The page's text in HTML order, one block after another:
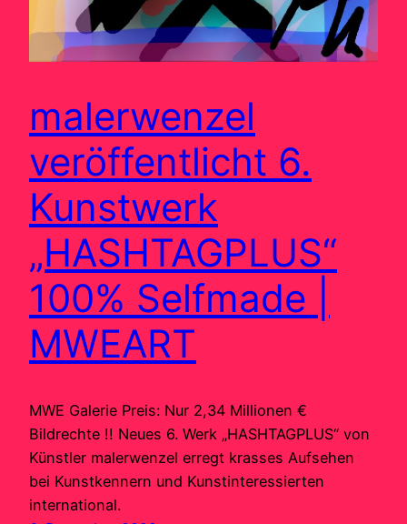
malerwenzel
veröffentlicht 6.
Kunstwerk
„HASHTAGPLUS“
100% Selfmade |
MWEART
MWE Galerie Preis: Nur 2,34 Millionen €
Bildrechte !! Neues 6. Werk „HASHTAGPLUS“ von
Künstler malerwenzel erregt krasses Aufsehen
bei Kunstkennern und Kunstinteressierten
international.